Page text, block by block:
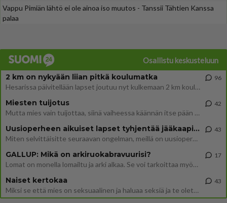
Vappu Pimiän lähtö ei ole ainoa iso muutos - Tanssii Tähtien Kanssa
palaa
Osallistu keskusteluun
2 km on nykyään liian pitkä koulumatka
Hesarissa päivitellään lapset joutuu nyt kulkemaan 2 km kouluun jösses. Ruostefillarilla tuo matka menee vaikka miten äk
96
Miesten tuijotus
Mutta mies vain tuijottaa, siinä vaiheessa käännän itse pään pois. Mikä juttu? Yleensä jos joku tuijottaa tai katsoo, hä
42
Uusioperheen aikuiset lapset tyhjentää jääkaapin käydessään
Miten selvittäisitte seuraavan ongelman, meillä on uusioperhe, minulla teini-ikäiset lapset ja puolisolla aikuiset, jotk
43
GALLUP: Mikä on arkiruokabravuurisi?
Lomat on monella lomailtu ja arki alkaa. Se voi tarkoittaa myös sitä, että grillailut on grillattu ja palataan arjen ruo
17
Naiset kertokaa
Miksi se että mies on seksuaalinen ja haluaa seksiä ja te olette hänen mielestänne haluttava on vastenmielistä? Mikä sii
43